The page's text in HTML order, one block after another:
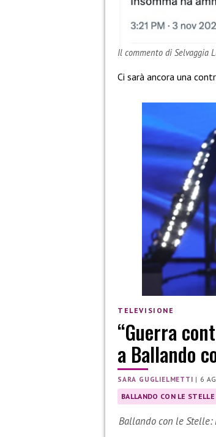
Il commento di Selvaggia
Ci sarà ancora una
TELEVISIONE
“Guerra
a Ballando
SARA GUGLIELMETTI | 6
BALLANDO CON LE STELLE
Ballando con le Stelle: